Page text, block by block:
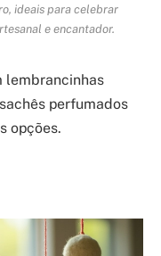
ideais para celebrar
e encantador.
lembrancinhas
perfumados
opções.